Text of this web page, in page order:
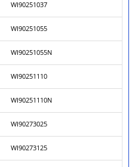
WI90251037
WI90251055
WI90251055N
WI90251110
WI90251110N
WI90273025
WI90273125